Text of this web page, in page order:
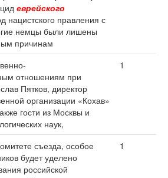
еврейского
нацистского правления с
немцы были лишены
причинам
отношениям при
Пятков, директор
организации «Кохав»
гости из Москвы и
наук,
1
съезда, особое
будет уделено
российской
1